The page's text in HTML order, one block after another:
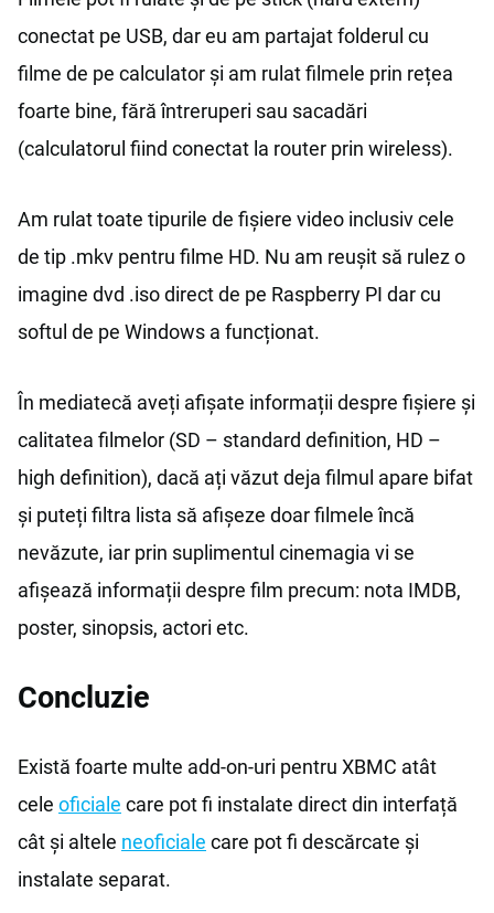
conectat pe USB, dar eu am partajat folderul cu
filme de pe calculator și am rulat filmele prin rețea
foarte bine, fără întreruperi sau sacadări
(calculatorul fiind conectat la router prin wireless).
Am rulat toate tipurile de fișiere video inclusiv cele
de tip .mkv pentru filme HD. Nu am reușit să rulez o
imagine dvd .iso direct de pe Raspberry PI dar cu
softul de pe Windows a funcționat.
În mediatecă aveți afișate informații despre fișiere și
calitatea filmelor (SD – standard definition, HD –
high definition), dacă ați văzut deja filmul apare bifat
și puteți filtra lista să afișeze doar filmele încă
nevăzute, iar prin suplimentul cinemagia vi se
afișează informații despre film precum: nota IMDB,
poster, sinopsis, actori etc.
Concluzie
Există foarte multe add-on-uri pentru XBMC atât
cele oficiale care pot fi instalate direct din interfață
cât și altele neoficiale care pot fi descărcate și
instalate separat.